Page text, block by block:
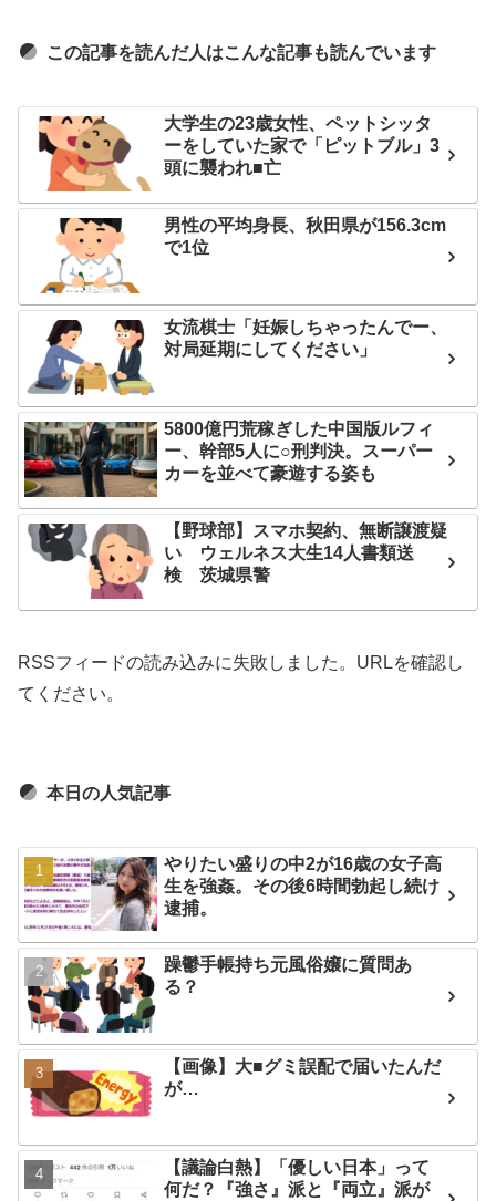
この記事を読んだ人はこんな記事も読んでいます
大学生の23歳女性、ペットシッタ
ーをしていた家で「ピットブル」3
頭に襲われ■亡
男性の平均身長、秋田県が156.3cm
で1位
女流棋士「妊娠しちゃったんでー、
対局延期にしてください」
5800億円荒稼ぎした中国版ルフィ
ー、幹部5人に○刑判決。スーパー
カーを並べて豪遊する姿も
【野球部】スマホ契約、無断譲渡疑
い ウェルネス大生14人書類送
検 茨城県警
RSSフィードの読み込みに失敗しました。URLを確認し
てください。
本日の人気記事
やりたい盛りの中2が16歳の女子高
生を強姦。その後6時間勃起し続け
逮捕。
躁鬱手帳持ち元風俗嬢に質問あ
る？
【画像】大■グミ誤配で届いたんだ
が…
【議論白熱】「優しい日本」って
何だ？『強さ』派と『両立』派が